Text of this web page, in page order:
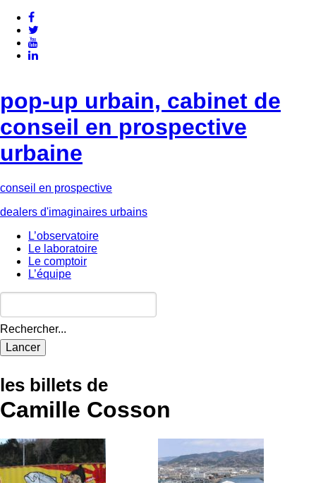
pop-up urbain, cabinet de
conseil en prospective
urbaine
conseil en prospective
dealers d'imaginaires urbains
L’observatoire
Le laboratoire
Le comptoir
L’équipe
Rechercher...
les billets de
Camille Cosson